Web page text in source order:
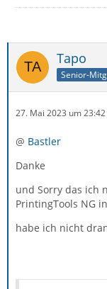
Tapo
Senior-
27. Mai 2023 um 23:42
@ Bastler
Danke
und Sorry das ich
PrintingTools NG
habe ich nicht